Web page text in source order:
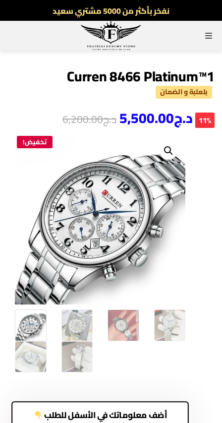
نفخر بأكثر من 5000 مشتري سعيد
أطلب الآن والدفع فقط عند استلام المنتج
توصيل سريع لجميع الولايات
القائمة
Curren 8466 Platinum™1
بلعلبة و الضمان
د.ج5,500.00د.ج6,200.00 11%
تخفيض!
أضف معلوماتك في الأسفل للطلب